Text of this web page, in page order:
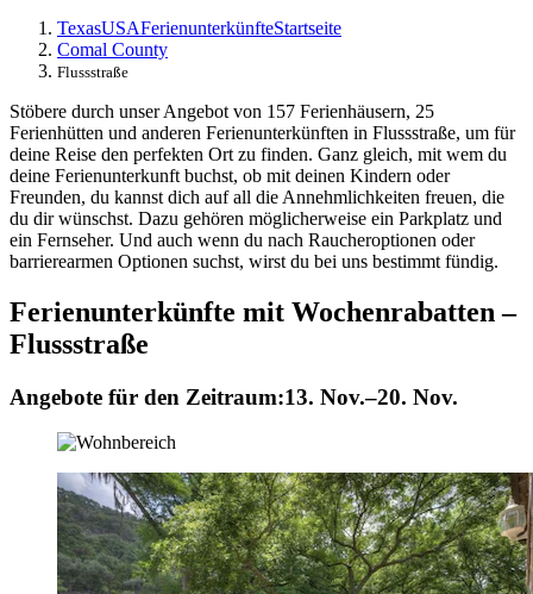
TexasUSAFerienunterkünfteStartseite
Comal County
Flussstraße
Stöbere durch unser Angebot von 157 Ferienhäusern, 25
Ferienhütten und anderen Ferienunterkünften in Flussstraße, um für
deine Reise den perfekten Ort zu finden. Ganz gleich, mit wem du
deine Ferienunterkunft buchst, ob mit deinen Kindern oder
Freunden, du kannst dich auf all die Annehmlichkeiten freuen, die
du dir wünschst. Dazu gehören möglicherweise ein Parkplatz und
ein Fernseher. Und auch wenn du nach Raucheroptionen oder
barrierearmen Optionen suchst, wirst du bei uns bestimmt fündig.
Ferienunterkünfte mit Wochenrabatten –
Flussstraße
Angebote für den Zeitraum:13. Nov.–20. Nov.